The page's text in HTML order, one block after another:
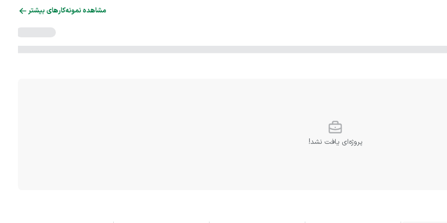
مشاهده نمونه‌کارهای بیشتر
پروژه‌ای یافت نشد!